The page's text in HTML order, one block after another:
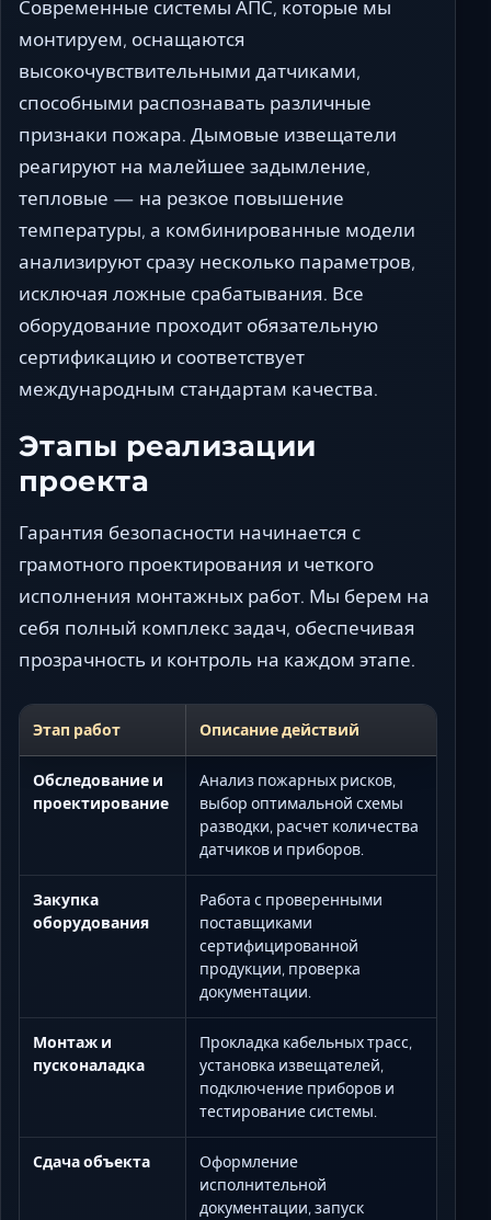
Современные системы АПС, которые мы
монтируем, оснащаются
высокочувствительными датчиками,
способными распознавать различные
признаки пожара. Дымовые извещатели
реагируют на малейшее задымление,
тепловые — на резкое повышение
температуры, а комбинированные модели
анализируют сразу несколько параметров,
исключая ложные срабатывания. Все
оборудование проходит обязательную
сертификацию и соответствует
международным стандартам качества.
Этапы реализации
проекта
Гарантия безопасности начинается с
грамотного проектирования и четкого
исполнения монтажных работ. Мы берем на
себя полный комплекс задач, обеспечивая
прозрачность и контроль на каждом этапе.
Этап работ Описание действий
Обследование и
проектирование
Анализ пожарных рисков,
выбор оптимальной схемы
разводки, расчет количества
датчиков и приборов.
Закупка
оборудования
Работа с проверенными
поставщиками
сертифицированной
продукции, проверка
документации.
Монтаж и
пусконаладка
Прокладка кабельных трасс,
установка извещателей,
подключение приборов и
тестирование системы.
Сдача объекта
Оформление
исполнительной
документации, запуск